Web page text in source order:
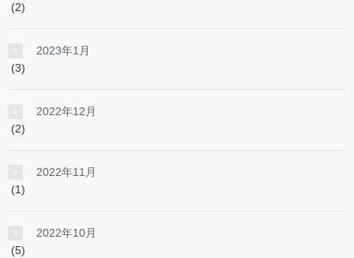
(2)
2023年1月
(3)
2022年12月
(2)
2022年11月
(1)
2022年10月
(5)